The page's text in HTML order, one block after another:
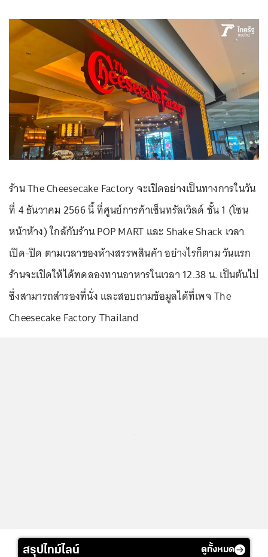
ร้าน The Cheesecake Factory จะเปิดอย่างเป็นทางการในวัน
ที่ 4 ธันวาคม 2566 นี้ ที่ศูนย์การค้าเซ็นทรัลเวิลด์ ชั้น 1 (โซน
หน้าห้าง) ใกล้กับร้าน POP MART และ Shake Shack เวลา
เปิด-ปิด ตามเวลาของห้างสรรพสินค้า อย่างไรก็ตาม วันแรก
ร้านจะเปิดให้ได้ทดลองทานอาหารในเวลา 12.38 น. เป็นต้นไป
ซึ่งสามารถสำรองที่นั่ง และสอบถามข้อมูลได้ที่เพจ The
Cheesecake Factory Thailand
สรุปไทม์ไลน์ ดูทั้งหมด